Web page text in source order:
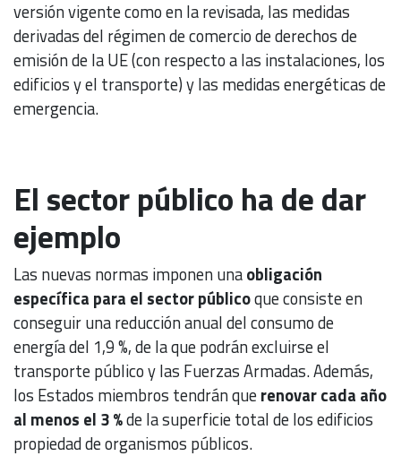
versión vigente como en la revisada, las medidas
derivadas del régimen de comercio de derechos de
emisión de la UE (con respecto a las instalaciones, los
edificios y el transporte) y las medidas energéticas de
emergencia.
El sector público ha de dar
ejemplo
Las nuevas normas imponen unaobligación
específica para el sector públicoque consiste en
conseguir una reducción anual del consumo de
energía del 1,9 %, de la que podrán excluirse el
transporte público y las Fuerzas Armadas. Además,
los Estados miembros tendrán querenovar cada año
al menos el 3 %de la superficie total de los edificios
propiedad de organismos públicos.